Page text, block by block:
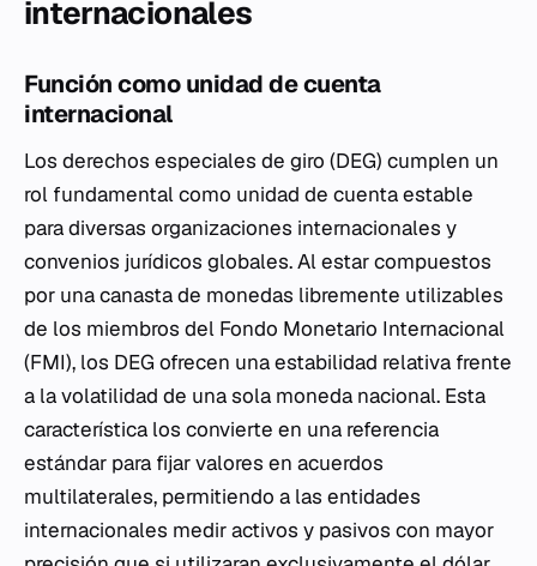
internacionales
Función como unidad de cuenta
internacional
Los derechos especiales de giro (DEG) cumplen un
rol fundamental como unidad de cuenta estable
para diversas organizaciones internacionales y
convenios jurídicos globales. Al estar compuestos
por una canasta de monedas libremente utilizables
de los miembros del Fondo Monetario Internacional
(FMI), los DEG ofrecen una estabilidad relativa frente
a la volatilidad de una sola moneda nacional. Esta
característica los convierte en una referencia
estándar para fijar valores en acuerdos
multilaterales, permitiendo a las entidades
internacionales medir activos y pasivos con mayor